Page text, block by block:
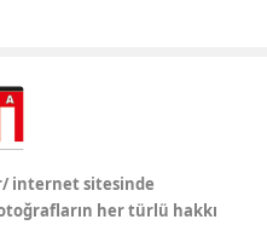
internet sitesinde
her türlü hakkı